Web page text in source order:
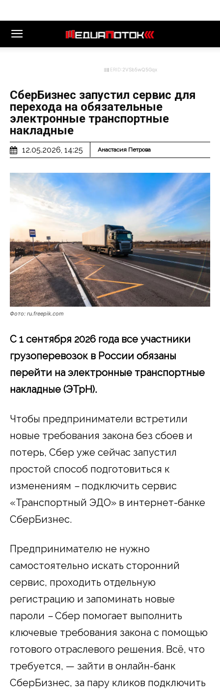
ERID:2VSb5wQ5Gqx
СберБизнес запустил сервис для
перехода на обязательные
электронные транспортные
накладные
12.05.2026, 14:25 Анастасия Петрова
Фото: ru.freepik.com
С 1 сентября 2026 года все участники
грузоперевозок в России обязаны
перейти на электронные транспортные
накладные (ЭТрН).
Чтобы предприниматели встретили
новые требования закона без сбоев и
потерь, Сбер уже сейчас запустил
простой способ подготовиться к
изменениям –подключить сервис
«Транспортный ЭДО» в интернет-банке
СберБизнес.
Предпринимателю не нужно
самостоятельно искать сторонний
сервис, проходить отдельную
регистрацию и запоминать новые
пароли –Сбер помогает выполнить
ключевые требования закона с помощью
готового отраслевого решения. Всё, что
требуется, — зайти в онлайн-банк
СберБизнес, за пару кликов подключить